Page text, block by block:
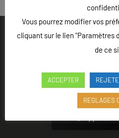
Ouvert du lundi au vendredi de
Hôtel des
Vous pourrez modifier vos
cliquant sur le lien "Paramètres
de ce
ACCEPTER
REGLAGES